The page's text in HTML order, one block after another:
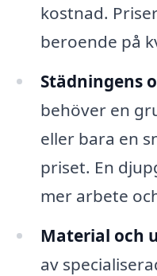
kostnad.
beroende på
Städningens
behöver en
eller bara en
priset. En
mer arbete
Material och
av